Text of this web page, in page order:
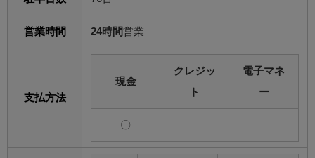
営業時間 24時間営業
支払方法
現金
クレジッ
ト
電子マネ
ー
〇